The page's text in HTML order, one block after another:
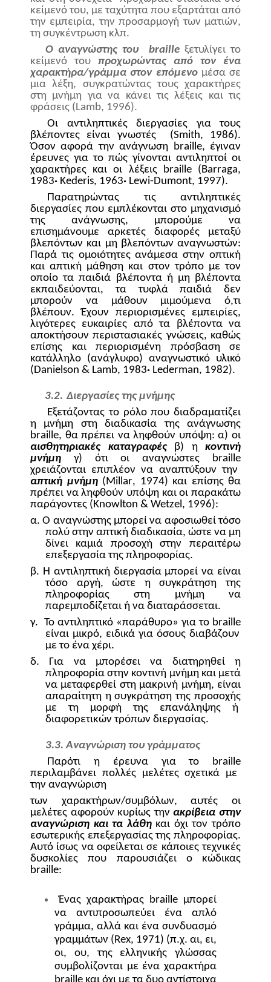
κείμενό του, με ταχύτητα που εξαρτάται από
την εμπειρία, την προσαρμογή των ματιών,
τη συγκέντρωση κλπ.
Ο αναγνώστης του
braille ξετυλίγει το
κείμενό του προχωρώντας από τον ένα
χαρακτήρα/γράμμα στον επόμενο μέσα σε
μια λέξη, συγκρατώντας τους χαρακτήρες
στη μνήμη για να κάνει τις λέξεις και τις
φράσεις (Lamb, 1996).
Οι αντιληπτικές διεργασίες για τους
βλέποντες είναι γνωστές
(Smith, 1986).
Όσον αφορά την ανάγνωση braille, έγιναν
έρευνες για το πώς γίνονται αντιληπτοί οι
χαρακτήρες και οι λέξεις braille(Barraga,
1983· Kederis, 1963· Lewi-Dumont, 1997).
Παρατηρώντας τις αντιληπτικές
διεργασίες που εμπλέκονται στο μηχανισμό
της ανάγνωσης, μπορούμε να
επισημάνουμε αρκετές διαφορές μεταξύ
βλεπόντων και μη βλεπόντων αναγνωστών:
Παρά τις ομοιότητες ανάμεσα στην οπτική
και απτική μάθηση και στον τρόπο με τον
οποίο τα παιδιά βλέποντα ή μη βλέποντα
εκπαιδεύονται, τα τυφλά παιδιά δεν
μπορούν να μάθουν μιμούμενα ό,τι
βλέπουν. Έχουν περιορισμένες εμπειρίες,
λιγότερες ευκαιρίες από τα βλέποντα να
αποκτήσουν περιστασιακές γνώσεις, καθώς
επίσης και περιορισμένη πρόσβαση σε
κατάλληλο (ανάγλυφο) αναγνωστικό υλικό
(Danielson & Lamb, 1983· Lederman, 1982).
3.2. Διεργασίες της μνήμης
Εξετάζοντας το ρόλο που διαδραματίζει
η μνήμη στη διαδικασία της ανάγνωσης
braille, θα πρέπει να ληφθούν υπόψη: α) οι
αισθητηριακές καταγραφέςβ) η κοντινή
μνήμη γ) ότι οι αναγνώστες braille
χρειάζονται επιπλέον να αναπτύξουν την
απτική μνήμη (Millar, 1974) και επίσης θα
πρέπει να ληφθούν υπόψη και οι παρακάτω
παράγοντες (Knowlton & Wetzel, 1996):
α. Ο αναγνώστης μπορεί να αφοσιωθεί τόσο
πολύ στην απτική διαδικασία, ώστε να μη
δίνει καμιά προσοχή στην περαιτέρω
επεξεργασία της πληροφορίας.
β. Η αντιληπτική διεργασία μπορεί να είναι
τόσο αργή, ώστε η συγκράτηση της
πληροφορίας στη μνήμη να
παρεμποδίζεται ή να διαταράσσεται.
γ. Το αντιληπτικό «παράθυρο» για το braille
είναι μικρό, ειδικά για όσους διαβάζουν
με το ένα χέρι.
δ. Για να μπορέσει να διατηρηθεί η
πληροφορία στην κοντινή μνήμη και μετά
να μεταφερθεί στη μακρινή μνήμη, είναι
απαραίτητη η συγκράτηση της προσοχής
με τη μορφή της επανάληψης ή
διαφορετικών τρόπων διεργασίας.
3.3. Αναγνώριση του γράμματος
Παρότι η έρευνα για το braille
περιλαμβάνει πολλές μελέτες σχετικά με
την αναγνώριση
των χαρακτήρων/συμβόλων, αυτές οι
μελέτες αφορούν κυρίως τηνακρίβεια στην
αναγνώριση και τα λάθη και όχι τον τρόπο
εσωτερικής επεξεργασίας της πληροφορίας.
Αυτό ίσως να οφείλεται σε κάποιες τεχνικές
δυσκολίες που παρουσιάζει ο κώδικας
braille:
Ένας χαρακτήρας braille μπορεί
να αντιπροσωπεύει ένα απλό
γράμμα, αλλά και ένα συνδυασμό
γραμμάτων (Rex, 1971) (π.χ. αι, ει,
οι, ου, της ελληνικής γλώσσας
συμβολίζονται με ένα χαρακτήρα